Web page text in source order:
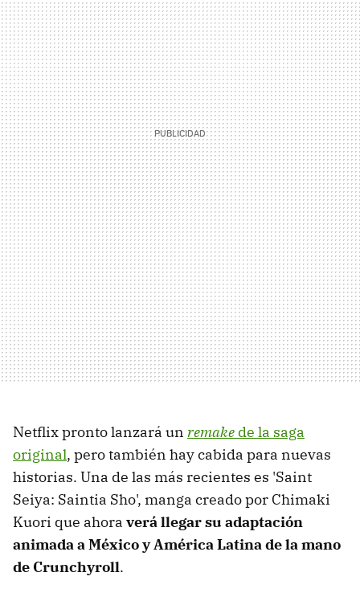
Netflix pronto lanzará un remake de la saga
original, pero también hay cabida para nuevas
historias. Una de las más recientes es 'Saint
Seiya: Saintia Sho', manga creado por Chimaki
Kuori que ahora verá llegar su adaptación
animada a México y América Latina de la mano
de Crunchyroll.